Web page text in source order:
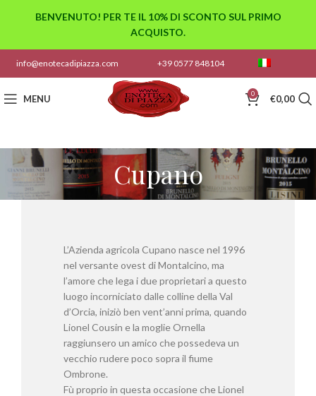
info@enotecadipiazza.com +39 0577 848104
MENU 0 €0,00
Cupano
L’Azienda agricola Cupano nasce nel 1996
nel versante ovest di Montalcino, ma
l’amore che lega i due proprietari a questo
luogo incorniciato dalle colline della Val
d’Orcia, iniziò ben vent’anni prima, quando
Lionel Cousin e la moglie Ornella
raggiunsero un amico che possedeva un
vecchio rudere poco sopra il fiume
Ombrone.
Fù proprio in questa occasione che Lionel
BENVENUTO! PER TE IL 10% DI SCONTO SUL PRIMO
ACQUISTO.